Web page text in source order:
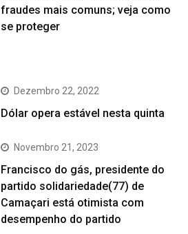
fraudes mais comuns; veja como
se proteger
Dezembro 22, 2022
Dólar opera estável nesta quinta
Novembro 21, 2023
Francisco do gás, presidente do
partido solidariedade(77) de
Camaçari está otimista com
desempenho do partido